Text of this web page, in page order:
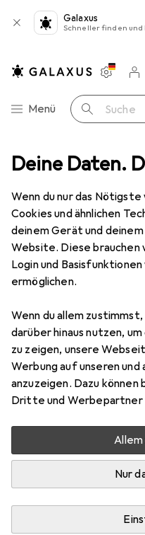
Deine Daten.
Wenn du nur das
Cookies und ähnlichen
deinem Gerät und
Website. Diese brauchen
Login und
ermöglichen.
Wenn du allem
darüber hinaus nutzen,
zu zeigen, unsere
Werbung auf unseren
anzuzeigen. Dazu
Dritte und
Nur
Galaxus
Schneller finden und
Navigation nach Kategorien
Menü Suche
Merklisten
Warenkorb
Türschloss +
KabaAufsteck-
EUR
24,90
Bewertungen
Mehr als 10 Stück an
Lieferort angeben für
In